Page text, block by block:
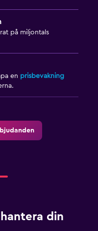
på miljontals
en prisbevakning
din